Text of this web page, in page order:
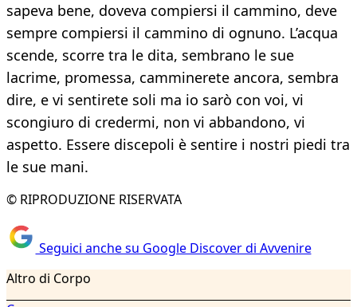
sapeva bene, doveva compiersi il cammino, deve
sempre compiersi il cammino di ognuno. L’acqua
scende, scorre tra le dita, sembrano le sue
lacrime, promessa, camminerete ancora, sembra
dire, e vi sentirete soli ma io sarò con voi, vi
scongiuro di credermi, non vi abbandono, vi
aspetto. Essere discepoli è sentire i nostri piedi tra
le sue mani.
© RIPRODUZIONE RISERVATA
Seguici anche su Google Discover di Avvenire
Altro di Corpo